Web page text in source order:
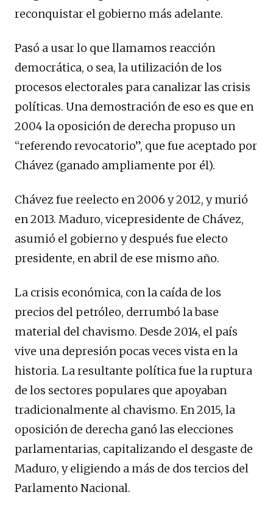
reconquistar el gobierno más adelante.
Pasó a usar lo que llamamos reacción
democrática, o sea, la utilización de los
procesos electorales para canalizar las crisis
políticas. Una demostración de eso es que en
2004 la oposición de derecha propuso un
“referendo revocatorio”, que fue aceptado por
Chávez (ganado ampliamente por él).
Chávez fue reelecto en 2006 y 2012, y murió
en 2013. Maduro, vicepresidente de Chávez,
asumió el gobierno y después fue electo
presidente, en abril de ese mismo año.
La crisis económica, con la caída de los
precios del petróleo, derrumbó la base
material del chavismo. Desde 2014, el país
vive una depresión pocas veces vista en la
historia. La resultante política fue la ruptura
de los sectores populares que apoyaban
tradicionalmente al chavismo. En 2015, la
oposición de derecha ganó las elecciones
parlamentarias, capitalizando el desgaste de
Maduro, y eligiendo a más de dos tercios del
Parlamento Nacional.